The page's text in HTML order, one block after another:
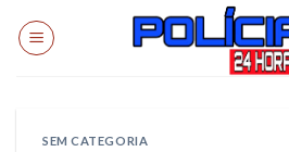
SEM CATEGORIA